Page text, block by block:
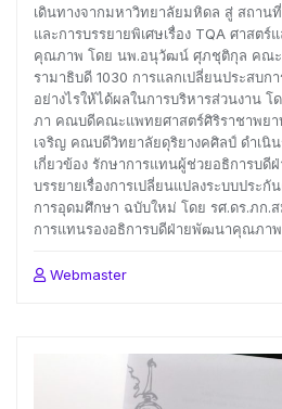
เดินทางจากมหาวิทยาลัยมหิดล สู่ สถาน
และการบรรยายพิเศษเรื่อง TQA ศาสตร์
คุณภาพ โดย นพ.อนุวัฒน์ ศุภชุติกุล คณะ
รามาธิบดี 1030 การแลกเปลี่ยนประสบ
อย่างไรให้ได้ผลในการบริหารส่วนงาน
ภา คณบดีคณะแพทยศาสตร์ศิริราชาพยา
เจริญ คณบดีวิทยาลัยดุริยางคศิลป์ ดำเ
เกี่ยวข้อง รักษาการแทนผู้ช่วยอธิการบ
บรรยายเรื่องการเปลี่ยนแปลงระบบประ
การอุดมศึกษา ฉบับใหม่ โดย รศ.ดร.ภก.
การแทนรองอธิการบดีฝ่ายพัฒนาคุณภา
Webmaster